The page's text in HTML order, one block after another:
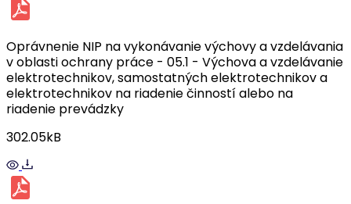
Oprávnenie NIP na vykonávanie výchovy a vzdelávania
v oblasti ochrany práce - 05.1 - Výchova a vzdelávanie
elektrotechnikov, samostatných elektrotechnikov a
elektrotechnikov na riadenie činností alebo na
riadenie prevádzky
302.05kB